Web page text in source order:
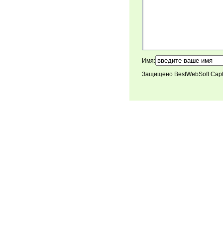
Имя:
Защищено BestWebSoft